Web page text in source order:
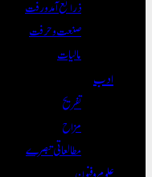
ذرائع آمدورفت
صنعت و حرفت
مالیات
ادب
تفریح
مزاح
مطالعاتی تبصرے